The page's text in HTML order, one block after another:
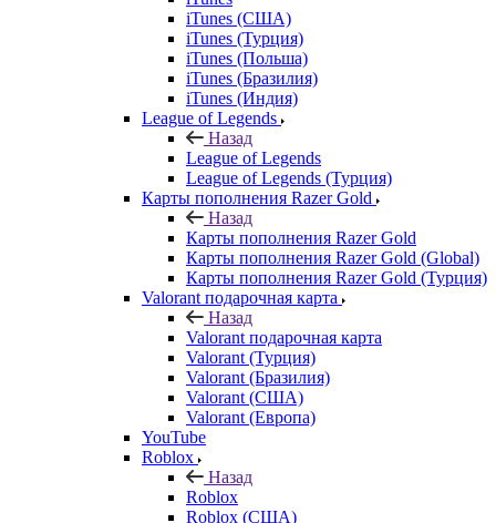
iTunes (США)
iTunes (Турция)
iTunes (Польша)
iTunes (Бразилия)
iTunes (Индия)
League of Legends
Назад
League of Legends
League of Legends (Турция)
Карты пополнения Razer Gold
Назад
Карты пополнения Razer Gold
Карты пополнения Razer Gold (Global)
Карты пополнения Razer Gold (Турция)
Valorant подарочная карта
Назад
Valorant подарочная карта
Valorant (Турция)
Valorant (Бразилия)
Valorant (США)
Valorant (Европа)
YouTube
Roblox
Назад
Roblox
Roblox (США)